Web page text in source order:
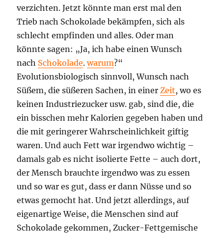
verzichten. Jetzt könnte man erst mal den
Trieb nach Schokolade bekämpfen, sich als
schlecht empfinden und alles. Oder man
könnte sagen: „Ja, ich habe einen Wunsch
nach Schokolade.warum?“
Evolutionsbiologisch sinnvoll, Wunsch nach
Süßem, die süßeren Sachen, in einerZeit, wo es
keinen Industriezucker usw. gab, sind die, die
ein bisschen mehr Kalorien gegeben haben und
die mit geringerer Wahrscheinlichkeit giftig
waren. Und auch Fett war irgendwo wichtig –
damals gab es nicht isolierte Fette – auch dort,
der Mensch brauchte irgendwo was zu essen
und so war es gut, dass er dann Nüsse und so
etwas gemocht hat. Und jetzt allerdings, auf
eigenartige Weise, die Menschen sind auf
Schokolade gekommen, Zucker-Fettgemische